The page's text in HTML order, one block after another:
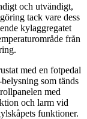
och utvändigt,
tack vare dess
kylaggregatet
från
med en fotpedal
som tänds
med
och larm vid
funktioner.